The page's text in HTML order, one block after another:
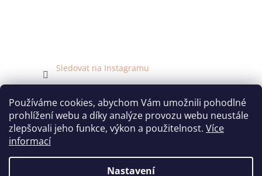
Používáme cookies, abychom Vám umožnili pohodlné
prohlížení webu a díky analýze provozu webu neustále
zlepšovali jeho funkce, výkon a použitelnost. Více
informací
Nastavení
Sledovat na Instagramu
Facebook